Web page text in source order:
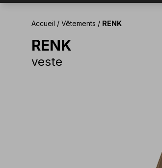
Accueil / Vêtements / RENK
RENK
veste